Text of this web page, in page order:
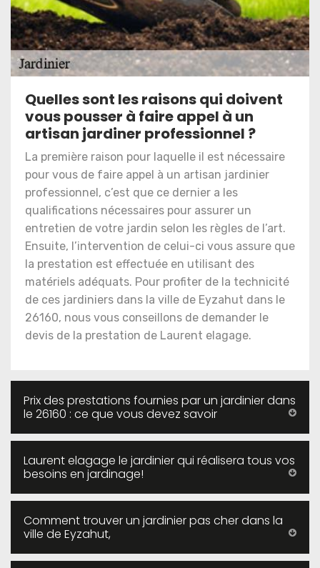
Quelles sont les raisons qui doivent
vous pousser à faire appel à un
artisan jardiner professionnel ?
La première raison pour laquelle il est nécessaire
pour vous de faire appel à un artisan jardinier
professionnel, c’est que ce dernier a les
qualifications nécessaires pour assurer un
entretien de votre jardin selon les règles de l’art.
Ensuite, l’intervention de celui-ci vous assure que
la prestation est effectuée en utilisant des
matériels adéquats. Pour profiter de la technicité
de ces jardiniers dans la ville de Eyzahut dans le
26160, nous vous conseillons de demander le
devis de la prestation de Laurent elagage.
Prix des prestations fournies par un jardinier dans
le 26160 : ce que vous devez savoir
Laurent elagage le jardinier qui réalisera tous vos
besoins en jardinage!
Comment trouver un jardinier pas cher dans la
ville de Eyzahut,